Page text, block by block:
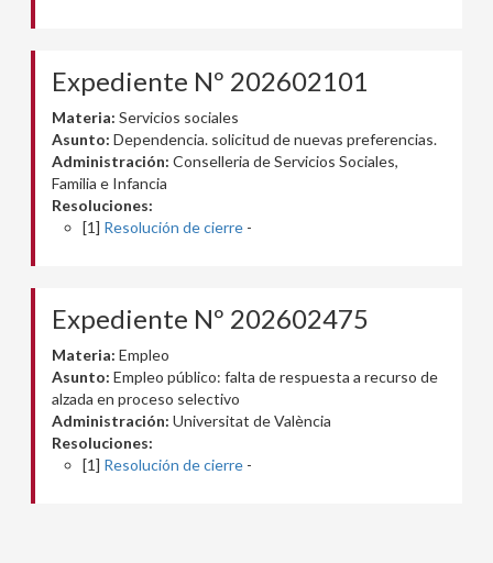
Expediente Nº 202602101
Materia: Servicios sociales
Asunto: Dependencia. solicitud de nuevas preferencias.
Administración: Conselleria de Servicios Sociales,
Familia e Infancia
Resoluciones:
[1] Resolución de cierre -
Expediente Nº 202602475
Materia: Empleo
Asunto: Empleo público: falta de respuesta a recurso de
alzada en proceso selectivo
Administración: Universitat de València
Resoluciones:
[1] Resolución de cierre -